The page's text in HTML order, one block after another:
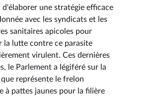
d'élaborer une stratégie efficace
avec les syndicats et les
sanitaires apicoles pour
la lutte contre ce parasite
virulent. Ces dernières
le Parlement a légiféré sur la
que représente le frelon
à pattes jaunes pour la filière